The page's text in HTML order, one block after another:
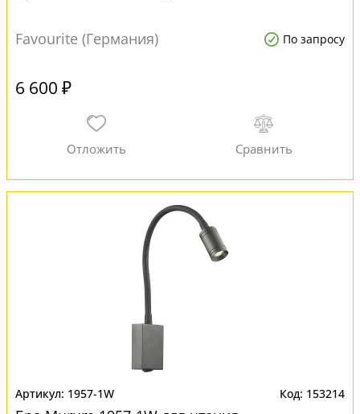
Favourite (Германия) По запросу
6 600 ₽
1957-1W 153214